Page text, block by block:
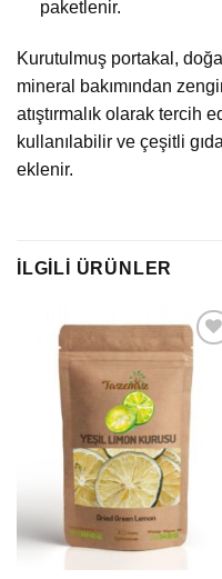
paketlenir.
Kurutulmuş portakal,
mineral bakımından
atıştırmalık olarak tercih
kullanılabilir ve çeşitli
eklenir.
İLGILI ÜRÜNLER